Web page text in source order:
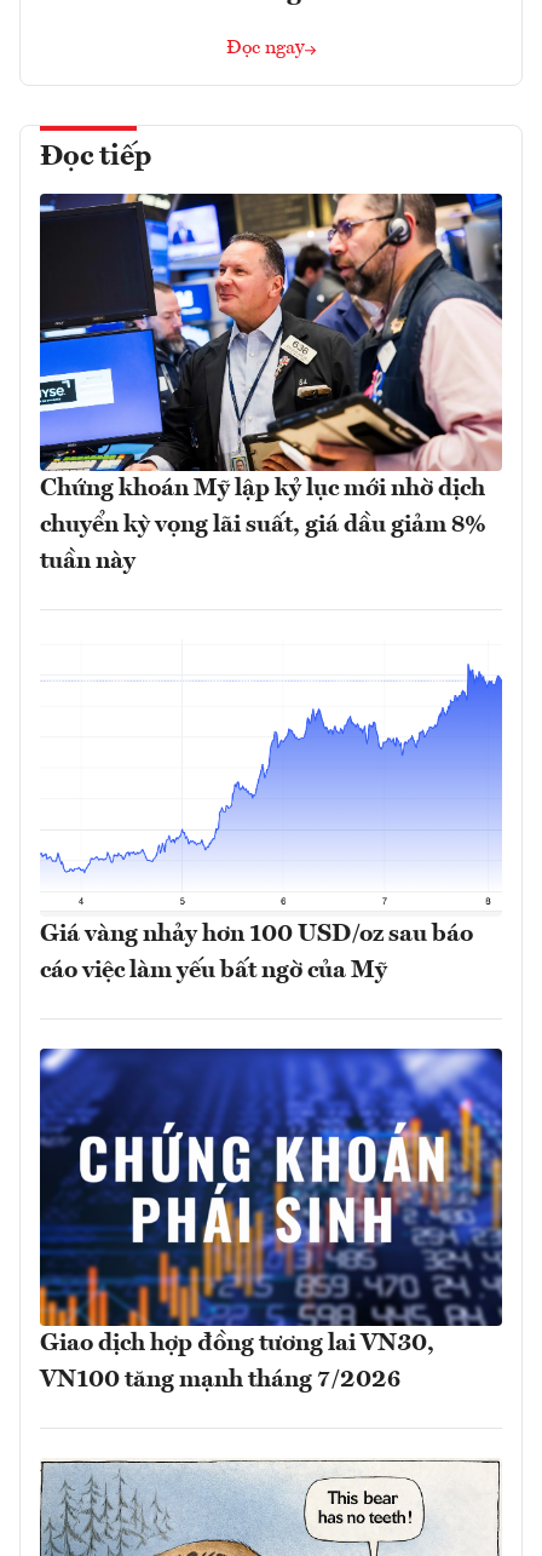
Đọc ngay
Đọc tiếp
Chứng khoán Mỹ lập kỷ lục mới nhờ dịch
chuyển kỳ vọng lãi suất, giá dầu giảm 8%
tuần này
Giá vàng nhảy hơn 100 USD/oz sau báo
cáo việc làm yếu bất ngờ của Mỹ
Giao dịch hợp đồng tương lai VN30,
VN100 tăng mạnh tháng 7/2026